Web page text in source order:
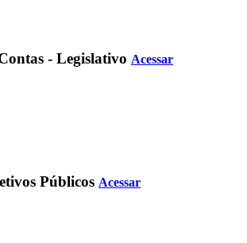
- Legislativo Acessar
Públicos Acessar